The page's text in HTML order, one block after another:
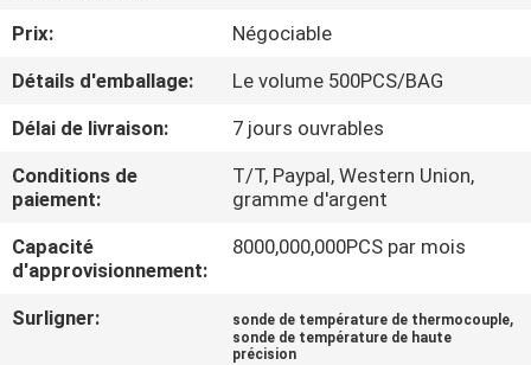
VISITE
D'USINE
CONTRÔLE
DE
QUALITÉ
CONTACTEZ-
Prix:
Négociable
Détails d'emballage:
Le volume 500PCS/BAG
Délai de livraison:
7 jours ouvrables
Conditions de
paiement:
T/T, Paypal, Western Union,
gramme d'argent
Capacité
d'approvisionnement:
8000,000,000PCS par mois
Surligner: sonde de température de thermocouple,
sonde de température de haute
précision